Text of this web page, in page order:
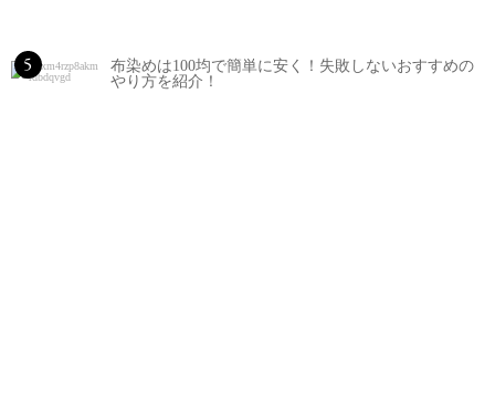
5
布染めは100均で簡単に安く！失敗しないおすすめの
やり方を紹介！